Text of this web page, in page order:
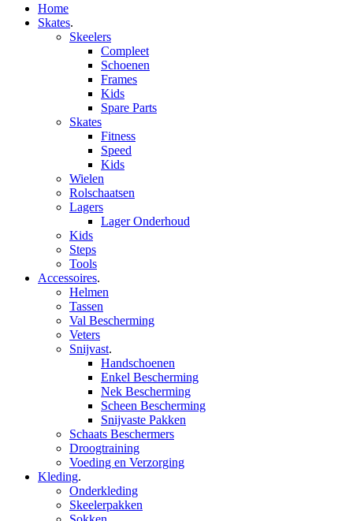
Home
Skates.
Skeelers
Compleet
Schoenen
Frames
Kids
Spare Parts
Skates
Fitness
Speed
Kids
Wielen
Rolschaatsen
Lagers
Lager Onderhoud
Kids
Steps
Tools
Accessoires.
Helmen
Tassen
Val Bescherming
Veters
Snijvast.
Handschoenen
Enkel Bescherming
Nek Bescherming
Scheen Bescherming
Snijvaste Pakken
Schaats Beschermers
Droogtraining
Voeding en Verzorging
Kleding.
Onderkleding
Skeelerpakken